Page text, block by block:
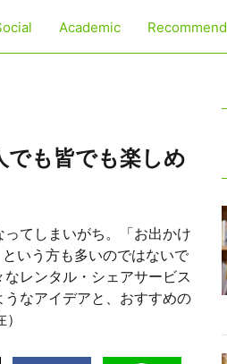
Academic Recommend
でも皆でも楽しめ
てしまいがち。「お出かけ
いう方も多いのではないで
レンタル・シェアサービス
なアイデアと、おすすめの